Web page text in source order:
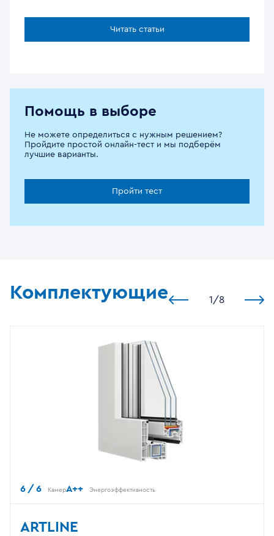
Читать статьи
Помощь в выборе
Не можете определиться с нужным решением?
Пройдите простой онлайн-тест и мы подберём
лучшие варианты.
Пройти тест
Комплектующие 1 /8
6 / 6 КамерA++ Энергоэффективность
ARTLINE